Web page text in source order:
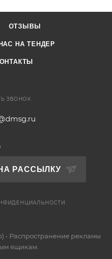
ОТЗЫВЫ
НА ТЕНДЕР
ЗВОНОК
РАССЫЛКУ
- Распространение рекламы
ящикам.